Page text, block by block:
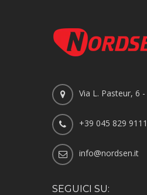
Via L. Pasteur, 6
+39 045 829 9111
info@nordsen.it
SEGUICI SU: